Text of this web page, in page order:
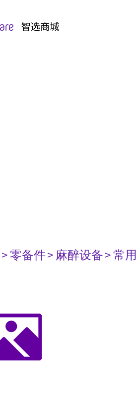
> 零备件> 麻醉设备> 常